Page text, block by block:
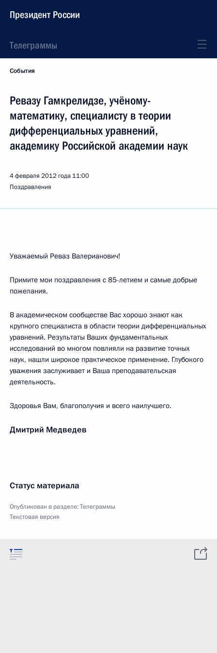
Президент России
Телеграммы
События
Ревазу Гамкрелидзе, учёному-
математику, специалисту в теории
дифференциальных уравнений,
академику Российской академии наук
4 февраля 2012 года 11:00
Поздравления
Уважаемый Реваз Валерианович!
Примите мои поздравления с 85-летием и самые добрые
пожелания.
В академическом сообществе Вас хорошо знают как
крупного специалиста в области теории дифференциальных
уравнений. Результаты Ваших фундаментальных
исследований во многом повлияли на развитие точных
наук, нашли широкое практическое применение. Глубокого
уважения заслуживает и Ваша преподавательская
деятельность.
Здоровья Вам, благополучия и всего наилучшего.
Дмитрий Медведев
Статус материала
Опубликован в разделе:Телеграммы
Текстовая версия